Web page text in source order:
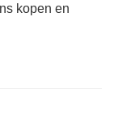
kopen en